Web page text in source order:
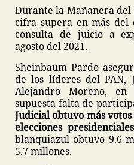
Durante la Mañanera del
cifra supera en más
consulta de juicio a
agosto del 2021.
Sheinbaum Pardo
de los líderes del PAN,
Alejandro Moreno,
supuesta falta de
Judicial obtuvo más
elecciones
blanquiazul obtuvo 9.6
5.7 millones.